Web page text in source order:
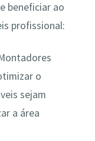
beneficiar ao
profissional:
o
sejam
a área